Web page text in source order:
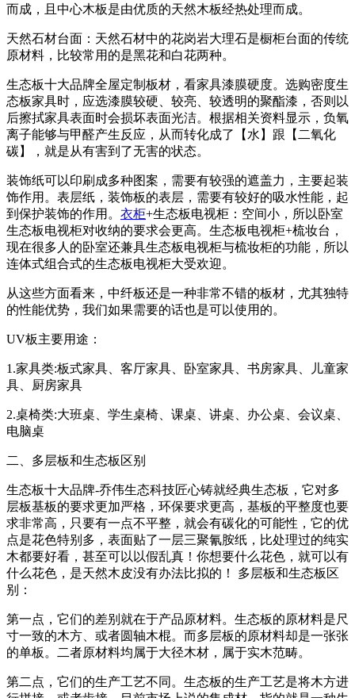
而成，且中心木板是由优质的天然木板经热处理而成。
天然石材台面：天然石材中的花岗岩大理石是橱柜台面的传统
原材料，比较常用的是黑花和白花两种。
生态板十大品牌全屋定制板材，看家具漆膜硬度。选购密度生
态板家具时，应选漆膜较硬、较亮、较透明的聚酯漆，否则以
后擦拭家具表面时会损坏表面光洁。根据相关资料显示，负氧
离子能够与甲醛产生反应，从而转化成了【水】跟【二氧化
碳】，就是从有害到了无害的状态。
装饰纸可以印刷成多种图案，需要有较强的遮盖力，主要起装
饰作用。表层纸，装饰板的表层，需要有较好的吸水性能，起
到保护装饰的作用。 衣柜+生态板电视柜：空间小，所以卧室
生态板电视柜对收纳的要求会更高。生态板电视柜+梳妆台，
现在很多人的卧室还兼具生态板电视柜与梳妆柜的功能，所以
连体式组合式的生态板电视柜大受欢迎。
从这些方面看来，中纤板还是一种非常不错的板材，尤其独特
的性能优势，我们如果需要的话也是可以使用的。
UV板主要用途：
1.家具类:板式家具、客厅家具、卧室家具、书房家具、儿童家
具、厨房家具
2.桌椅类:大班桌、学生桌椅、课桌、讲桌、办公桌、会议桌、
电脑桌
二、多层板和生态板区别
生态板十大品牌-乔伟生态科技匠心铸就经典生态板，它对多
层板基板的要求更加严格，环保要求更高，基板的平整度也要
求非常高，只要有一点不平整，就会有碳化的可能性，它的优
点是花色特别多，表面贴了一层三聚氰胺纸，比处理过的纯实
木都要好看，甚至可以以假乱真！你想要什么花色，就可以有
什么花色，是天然木皮没有办法比拟的！ 多层板和生态板区
别：
第一点，它们的差别就在于产品原材料。生态板的原材料是尺
寸一致的木方、或者圆轴木棍。而多层板的原材料却是一张张
的单板。二者原材料均属于大径木材，属于实木范畴。
第二点，它们的生产工艺不同。生态板的生产工艺是将木方进